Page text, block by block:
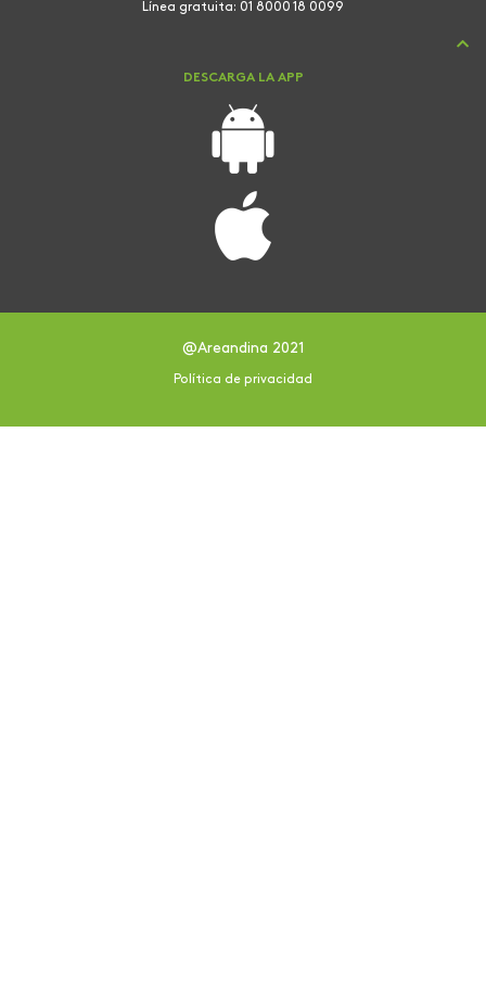
Línea gratuita: 01 8000 18 0099
DESCARGA LA APP
@Areandina 2021
Política de privacidad